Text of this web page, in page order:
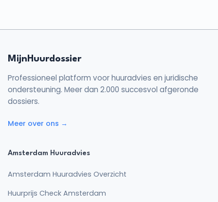
MijnHuurdossier
Professioneel platform voor huuradvies en juridische
ondersteuning. Meer dan 2.000 succesvol afgeronde
dossiers.
Meer over ons →
Amsterdam Huuradvies
Amsterdam Huuradvies Overzicht
Huurprijs Check Amsterdam